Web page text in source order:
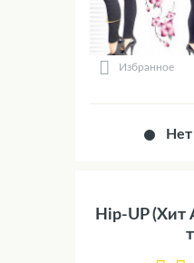
Избранное
Hip-UP (Хит